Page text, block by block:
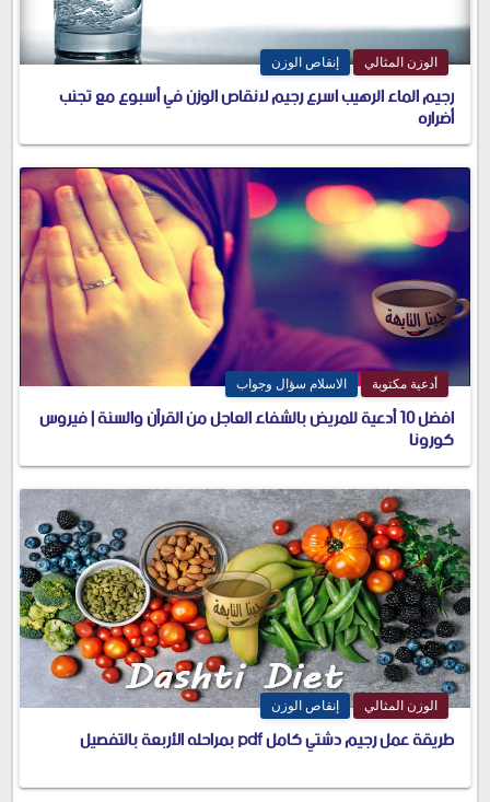
الوزن المثالي إنقاص الوزن
رجيم الماء الرهيب اسرع رجيم لانقاص الوزن في أسبوع مع تجنب
أضراره
أدعية مكتوبة الاسلام سؤال وجواب
افضل 10 أدعية للمريض بالشفاء العاجل من القرآن والسنة | فيروس
كورونا
الوزن المثالي إنقاص الوزن
طريقة عمل رجيم دشتي كامل pdf بمراحله الأربعة بالتفصيل